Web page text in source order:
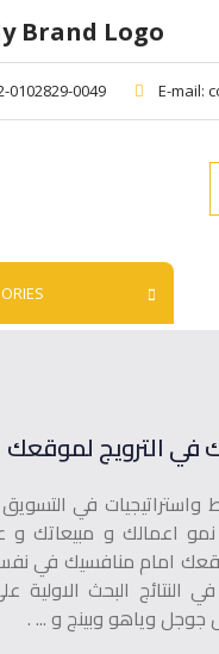
0102829-0049 E-mail:
في الترويج لموقعك
واستراتيجيات في
اعمالك و مبيعاتك
امام منافسيك في
النتائج البحث الاولية
جوجل وياهو وبينج و ... .